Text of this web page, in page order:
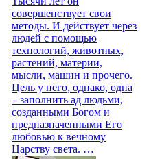
совершенствует свои
методы. И действует через
людей с помощью
технологий, животных,
растений, материи,
мысли, машин и прочего.
Цель у него, однако, одна
– заполнить ад людьми,
созданными Богом и
предназначенными Его
любовью к вечному
Царству света. …